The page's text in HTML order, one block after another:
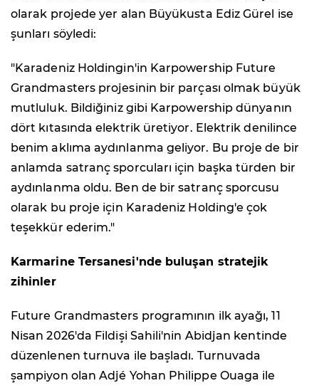
olarak projede yer alan Büyükusta Ediz Gürel ise
şunları söyledi:
"Karadeniz Holdingin'in Karpowership Future
Grandmasters projesinin bir parçası olmak büyük
mutluluk. Bildiğiniz gibi Karpowership dünyanın
dört kıtasında elektrik üretiyor. Elektrik denilince
benim aklıma aydınlanma geliyor. Bu proje de bir
anlamda satranç sporcuları için başka türden bir
aydınlanma oldu. Ben de bir satranç sporcusu
olarak bu proje için Karadeniz Holding'e çok
teşekkür ederim."
Karmarine Tersanesi'nde buluşan stratejik
zihinler
Future Grandmasters programının ilk ayağı, 11
Nisan 2026'da Fildişi Sahili'nin Abidjan kentinde
düzenlenen turnuva ile başladı. Turnuvada
şampiyon olan Adjé Yohan Philippe Ouaga ile